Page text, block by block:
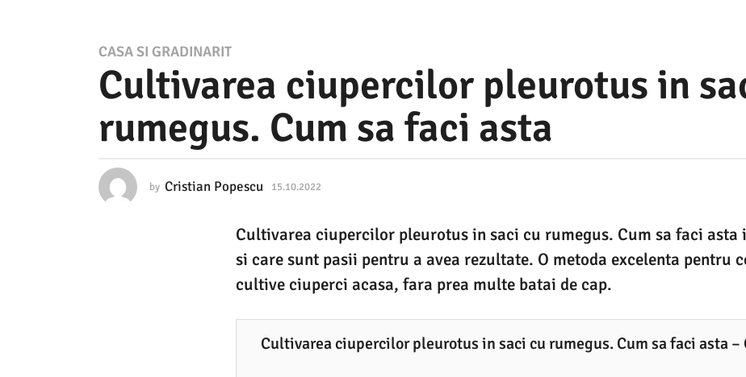
1
5
.
1
.
2
CASA SI GRADINARIT
Cultivarea ciupercilor pleurotus in
rumegus. Cum sa faci asta
by Cristian Popescu 15.10.2022
1
2
0
2
Cultivarea ciupercilor pleurotus in saci cu rumegus. Cum sa faci asta
si care sunt pasii pentru a avea rezultate. O metoda excelenta pentru
cultive ciuperci acasa, fara prea multe batai de cap.
Cultivarea ciupercilor pleurotus in saci cu rumegus. Cum sa faci asta –